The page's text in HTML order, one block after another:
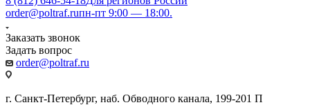
order@poltraf.ruпн-пт 9:00 — 18:00.
Заказать звонок
Задать вопрос
order@poltraf.ru
г. Санкт-Петербург, наб. Обводного канала, 199-201 П